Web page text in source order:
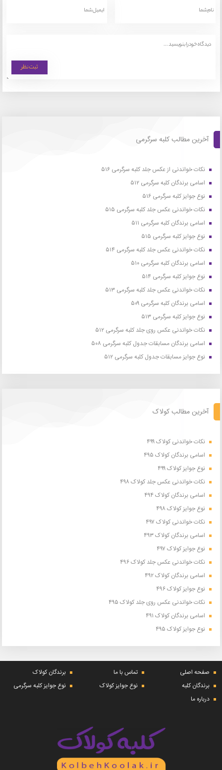
آخرین مطالب کلبه سرگرمی
نکات خواندنی از عکس جلد کلبه سرگرمی ۵۱۶
اسامی برندگان کلبه سرگرمی ۵۱۲
نوع جوایز کلبه سرگرمی ۵۱۶
نکات خواندنی عکس جلد کلبه سرگرمی ۵۱۵
اسامی برندگان کلبه سرگرمی ۵۱۱
نوع جوایز کلبه سرگرمی ۵۱۵
نکات خواندنی عکس جلد کلبه سرگرمی ۵۱۴
اسامی برندگان کلبه سرگرمی ۵۱۰
نوع جوایز کلبه سرگرمی ۵۱۴
نکات خواندنی عکس جلد کلبه سرگرمی ۵۱۳
اسامی برندگان کلبه سرگرمی ۵۰۹
نوع جوایز کلبه سرگرمی ۵۱۳
نکات خواندنی عکس روی جلد کلبه سرگرمی ۵۱۲
اسامی برندگان مسابقات جدول کلبه سرگرمی ۵۰۸
نوع جوایز مسابقات جدول کلبه سرگرمی ۵۱۲
آخرین مطالب کولاک
نکات خواندنی کولاک ۴۹۹
اسامی برندگان کولاک ۴۹۵
نوع جوایز کولاک ۴۹۹
نکات خواندنی عکس جلد کولاک ۴۹۸
اسامی برندگان کولاک ۴۹۴
نوع جوایز کولاک ۴۹۸
نکات خواندنی کولاک ۴۹۷
اسامی برندگان کولاک ۴۹۳
نوع جوایز کولاک ۴۹۷
نکات خواندنی عکس جلد کولاک ۴۹۶
اسامی برندگان کولاک ۴۹۲
نوع جوایز کولاک ۴۹۶
نکات خواندنی عکس روی جلد کولاک ۴۹۵
اسامی برندگان کولاک ۴۹۱
نوع جوایز کولاک ۴۹۵
صفحه اصلی تماس با ما
برندگان کولاک
برندگان کلبه
نوع جوایز کولاک
نوع جوایز کلبه سرگرمی
درباره ما